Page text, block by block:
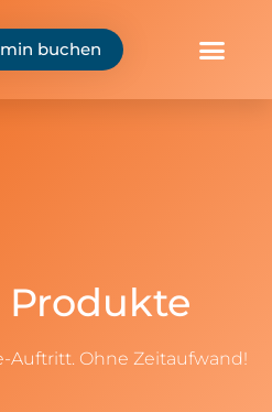
buchen
Produkte
Auftritt. Ohne Zeitaufwand!